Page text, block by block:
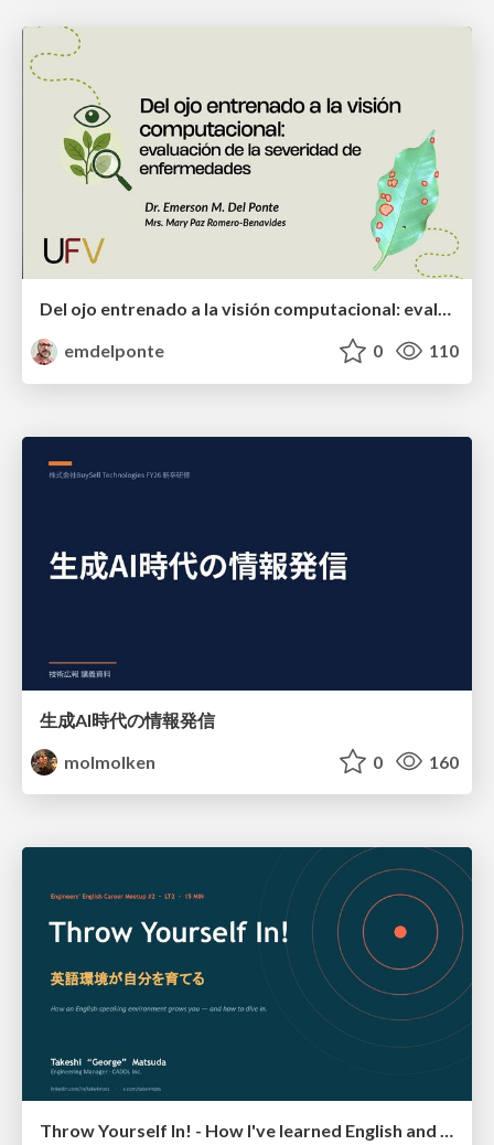
Del ojo entrenado a la visión computacional: evaluación de la severidad de enfermedades
emdelponte
0 110
生成AI時代の情報発信
molmolken
0 160
Throw Yourself In! - How I've learned English and What I'm Facing